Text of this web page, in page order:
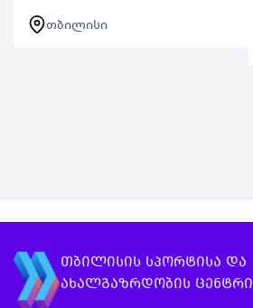
შესაძლებლობა 15 17
წლის
განაცხად…
თბილისი
თბილისის სპორტისა და
ახალგაზრდობის ცენტრი